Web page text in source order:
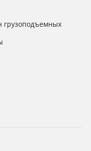
грузоподъемных